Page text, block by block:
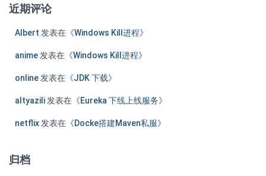
近期评论
Albert 发表在《Windows Kill进程》
anime 发表在《Windows Kill进程》
online 发表在《JDK 下载》
altyazili 发表在《Eureka 下线上线服务》
netflix 发表在《Docke搭建Maven私服》
归档